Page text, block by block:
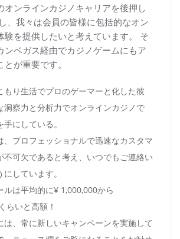
オンラインカジノキャリアを後押し
、我々は会員の皆様に包括的なオン
験を提供したいと考えています。 そ
ンベガス経由でカジノゲームにもア
が重要です。
もり生活でプロのゲーマーと化した彼
洞察力と分析力でオンラインカジノで
にしている。
、プロフェッショナルで迅速なカスタマ
不可欠であると考え、いつでもご連絡い
しています。
ルは平均的に¥ 1,000,000から
らいと高額！
は、常に新しいキャンペーンを実施して